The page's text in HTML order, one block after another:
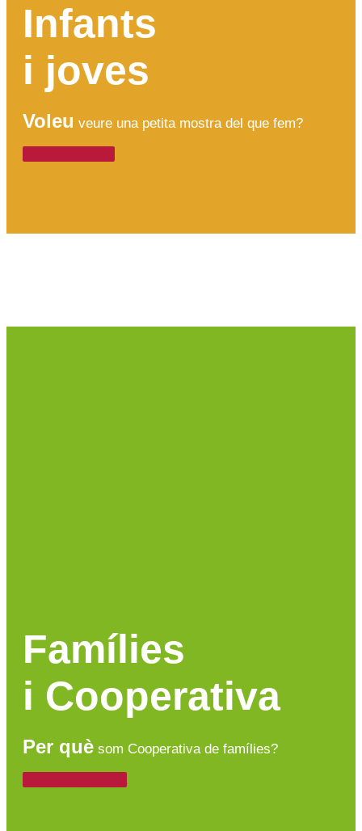
Infants
i joves
Voleu veure una petita mostra del que fem?
Famílies
i Cooperativa
Per què som Cooperativa de famílies?